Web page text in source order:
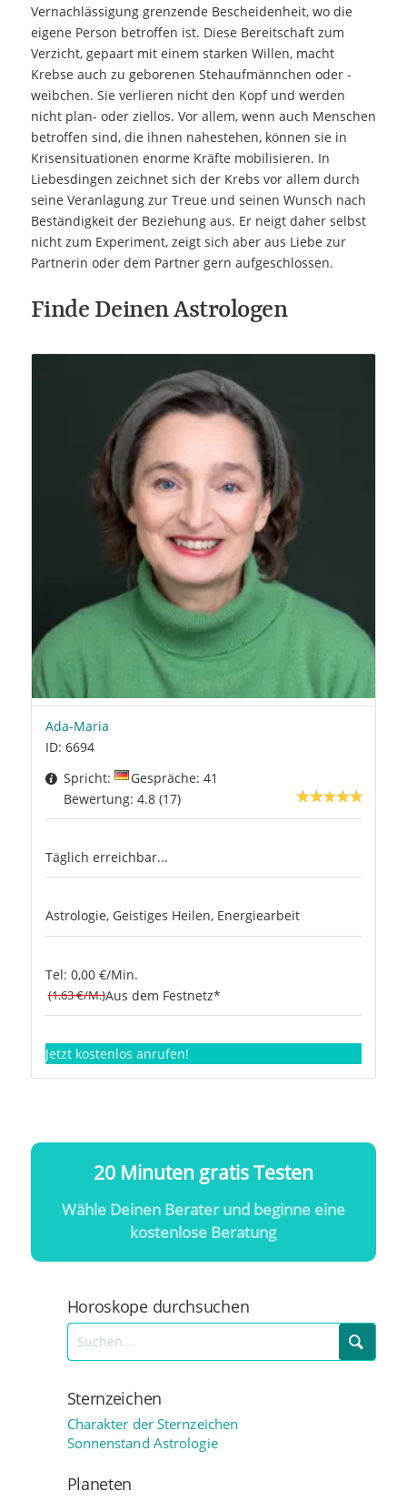
Vernachlässigung grenzende Bescheidenheit, wo die
eigene Person betroffen ist. Diese Bereitschaft zum
Verzicht, gepaart mit einem starken Willen, macht
Krebse auch zu geborenen Stehaufmännchen oder -
weibchen. Sie verlieren nicht den Kopf und werden
nicht plan- oder ziellos. Vor allem, wenn auch Menschen
betroffen sind, die ihnen nahestehen, können sie in
Krisensituationen enorme Kräfte mobilisieren. In
Liebesdingen zeichnet sich der Krebs vor allem durch
seine Veranlagung zur Treue und seinen Wunsch nach
Beständigkeit der Beziehung aus. Er neigt daher selbst
nicht zum Experiment, zeigt sich aber aus Liebe zur
Partnerin oder dem Partner gern aufgeschlossen.
Finde Deinen Astrologen
Ada-Maria
ID: 6694
Spricht:
Gespräche: 41
Bewertung: 4.8 (17)
Täglich erreichbar...
Astrologie, Geistiges Heilen, Energiearbeit
Tel: 0,00 €/Min.
(1.63 €/M.)Aus dem Festnetz*
Jetzt kostenlos anrufen!
20 Minuten gratis Testen
Wähle Deinen Berater und beginne eine
kostenlose Beratung
Horoskope durchsuchen
Sternzeichen
Charakter der Sternzeichen
Sonnenstand Astrologie
Planeten